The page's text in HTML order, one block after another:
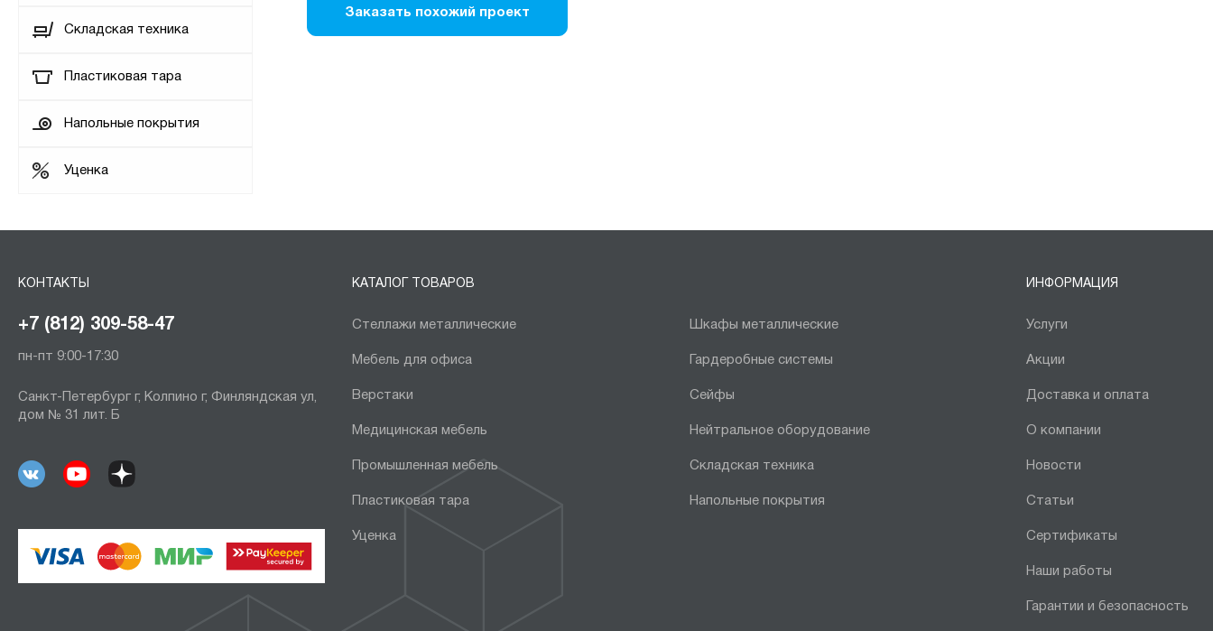
Складская техника
Пластиковая тара
Напольные покрытия
Уценка
Заказать похожий проект
КОНТАКТЫ
+7 (812) 309-58-47
пн-пт 9:00-17:30
Санкт-Петербург г, Колпино г, Финляндская ул,
дом № 31 лит. Б
КАТАЛОГ ТОВАРОВ
Стеллажи металлические Шкафы металлические
Мебель для офиса Гардеробные системы
Верстаки Сейфы
Медицинская мебель Нейтральное оборудование
Промышленная мебель Складская техника
Пластиковая тара Напольные покрытия
Уценка
ИНФОРМАЦИЯ
Услуги
Акции
Доставка и оплата
О компании
Новости
Статьи
Сертификаты
Наши работы
Гарантии и безопасность